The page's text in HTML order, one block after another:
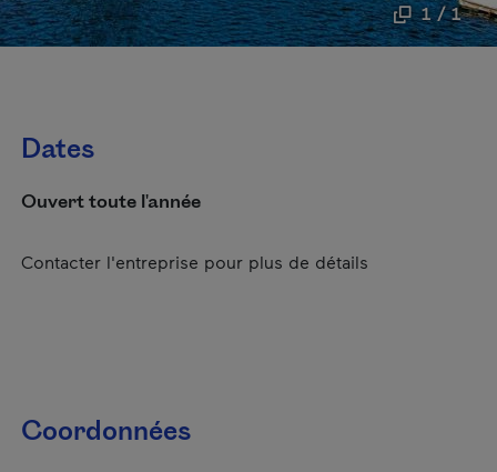
1 / 1
Dates
Ouvert toute l'année
Contacter l'entreprise pour plus de détails
Coordonnées